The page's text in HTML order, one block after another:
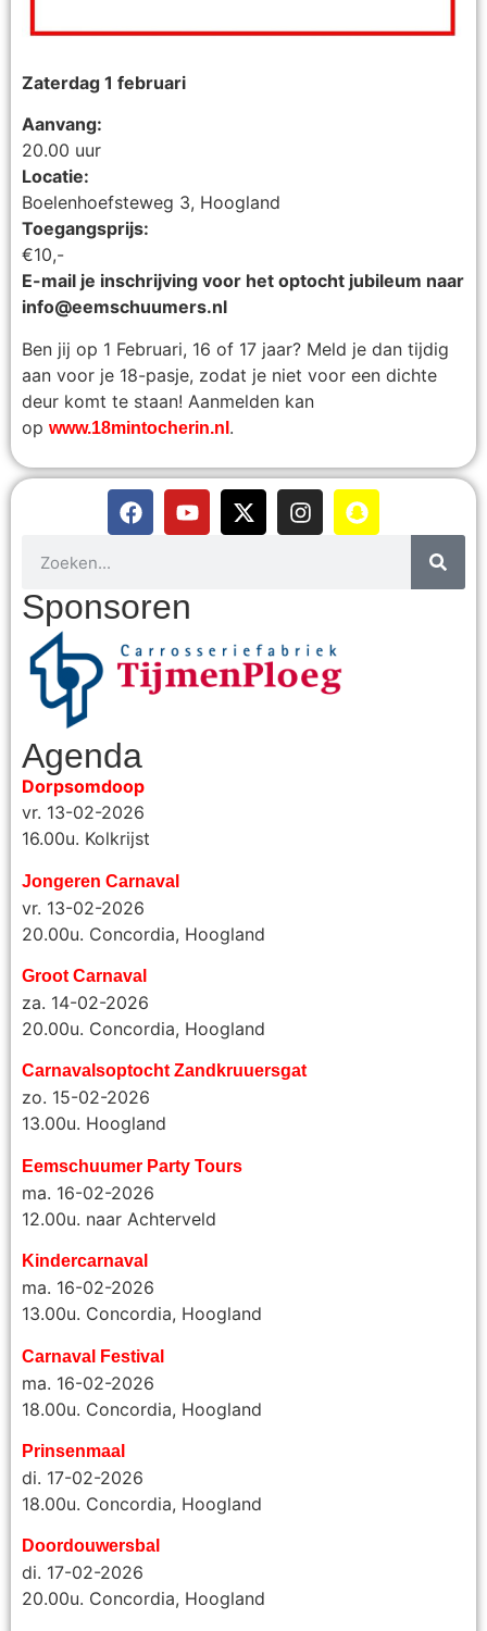
Zaterdag 1 februari
Aanvang:
20.00 uur
Locatie:
Boelenhoefsteweg 3, Hoogland
Toegangsprijs:
€10,-
E-mail je inschrijving voor het optocht jubileum naar
info@eemschuumers.nl
Ben jij op 1 Februari, 16 of 17 jaar? Meld je dan tijdig
aan voor je 18-pasje, zodat je niet voor een dichte
deur komt te staan! Aanmelden kan
op www.18mintocherin.nl .
Sponsoren
Agenda
Dorpsomdoop
vr. 13-02-2026
16.00u. Kolkrijst
Jongeren Carnaval
vr. 13-02-2026
20.00u. Concordia, Hoogland
Groot Carnaval
za. 14-02-2026
20.00u. Concordia, Hoogland
Carnavalsoptocht Zandkruuersgat
zo. 15-02-2026
13.00u. Hoogland
Eemschuumer Party Tours
ma. 16-02-2026
12.00u. naar Achterveld
Kindercarnaval
ma. 16-02-2026
13.00u. Concordia, Hoogland
Carnaval Festival
ma. 16-02-2026
18.00u. Concordia, Hoogland
Prinsenmaal
di. 17-02-2026
18.00u. Concordia, Hoogland
Doordouwersbal
di. 17-02-2026
20.00u. Concordia, Hoogland